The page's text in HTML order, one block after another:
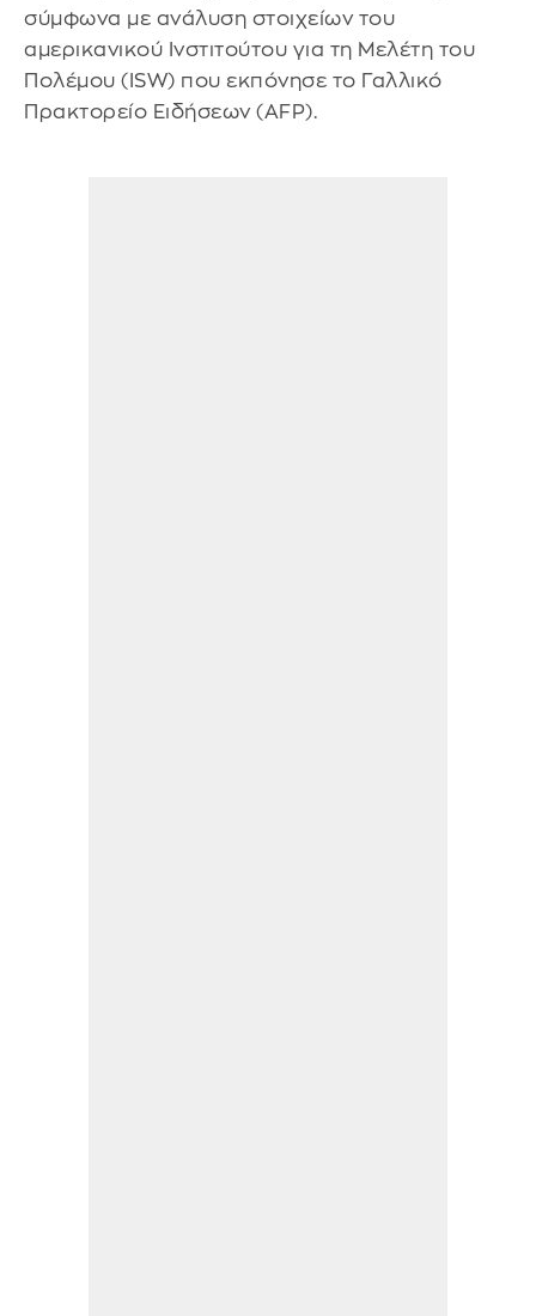
σύμφωνα με ανάλυση στοιχείων του
αμερικανικού Ινστιτούτου για τη Μελέτη του
Πολέμου (ISW) που εκπόνησε το Γαλλικό
Πρακτορείο Ειδήσεων (AFP).